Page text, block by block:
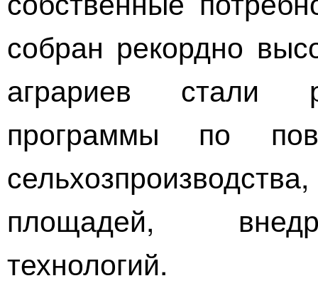
собран рекордно
аграриев стали
программы по
площадей,
технологий.